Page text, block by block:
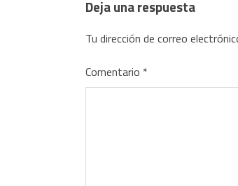
Deja una respuesta
Tu dirección de correo
Comentario *